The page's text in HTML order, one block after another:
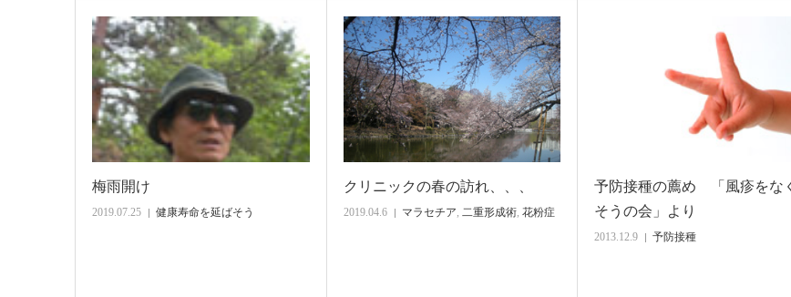
梅雨開け
2019.07.25 健康寿命を延ばそう
クリニックの春の訪れ、、、
2019.04.6 マラセチア, 二重形成術, 花粉症
予防接種の薦め 「風疹をな
そうの会」より
2013.12.9 予防接種